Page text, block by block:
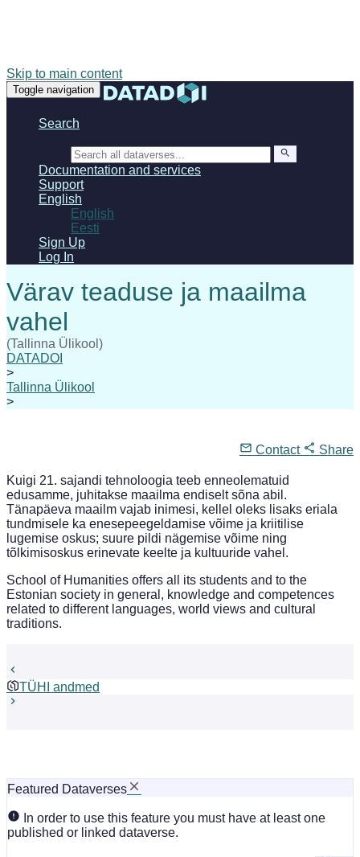
Skip to main content
Toggle navigation
Search
Documentation and services
Support
English
English
Eesti
Sign Up
Log In
(Tallinna Ülikool)
DATADOI
>
Tallinna Ülikool
>
Contact Share
Kuigi 21. sajandi tehnoloogia teeb enneolematuid
edusamme, juhitakse maailma endiselt sõna abil.
Tänapäeva maailm vajab inimesi, kellel oleks lisaks eriala
tundmisele ka enesepeegeldamise võime ja kriitilise
lugemise oskus; suure pildi nägemise võime ning
tõlkimisoskus erinevate keelte ja kultuuride vahel.
School of Humanities offers all its students and to the
Estonian society in general, knowledge and competences
related to different languages, world views and cultural
traditions.
TÜHI andmed
Featured Dataverses
In order to use this feature you must have at least one
published or linked dataverse.